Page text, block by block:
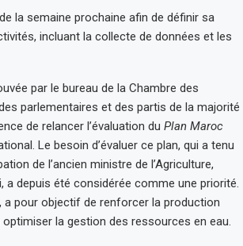
la semaine prochaine afin de définir sa
incluant la collecte de données et les
par le bureau de la Chambre des
parlementaires et des partis de la majorité
de relancer l’évaluation du Plan Maroc
Le besoin d’évaluer ce plan, qui a tenu
de l’ancien ministre de l’Agriculture,
a depuis été considérée comme une priorité.
a pour objectif de renforcer la production
la gestion des ressources en eau.